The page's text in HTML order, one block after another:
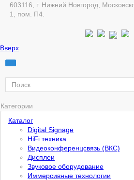
603116, г. Нижний Новгород,
1, пом. П4.
Вверх
Категории
Каталог
Digital Signage
HiFi техника
Видеоконференцсвязь (ВКС)
Дисплеи
Звуковое оборудование
Иммерсивные технологии